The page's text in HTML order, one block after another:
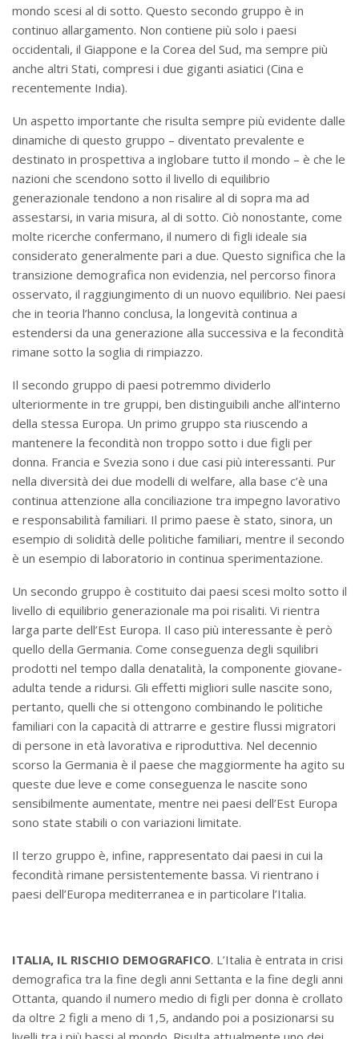
mondo scesi al di sotto. Questo secondo gruppo è in
continuo allargamento. Non contiene più solo i paesi
occidentali, il Giappone e la Corea del Sud, ma sempre più
anche altri Stati, compresi i due giganti asiatici (Cina e
recentemente India).
Un aspetto importante che risulta sempre più evidente dalle
dinamiche di questo gruppo – diventato prevalente e
destinato in prospettiva a inglobare tutto il mondo – è che le
nazioni che scendono sotto il livello di equilibrio
generazionale tendono a non risalire al di sopra ma ad
assestarsi, in varia misura, al di sotto. Ciò nonostante, come
molte ricerche confermano, il numero di figli ideale sia
considerato generalmente pari a due. Questo significa che la
transizione demografica non evidenzia, nel percorso finora
osservato, il raggiungimento di un nuovo equilibrio. Nei paesi
che in teoria l’hanno conclusa, la longevità continua a
estendersi da una generazione alla successiva e la fecondità
rimane sotto la soglia di rimpiazzo.
Il secondo gruppo di paesi potremmo dividerlo
ulteriormente in tre gruppi, ben distinguibili anche all’interno
della stessa Europa. Un primo gruppo sta riuscendo a
mantenere la fecondità non troppo sotto i due figli per
donna. Francia e Svezia sono i due casi più interessanti. Pur
nella diversità dei due modelli di welfare, alla base c’è una
continua attenzione alla conciliazione tra impegno lavorativo
e responsabilità familiari. Il primo paese è stato, sinora, un
esempio di solidità delle politiche familiari, mentre il secondo
è un esempio di laboratorio in continua sperimentazione.
Un secondo gruppo è costituito dai paesi scesi molto sotto il
livello di equilibrio generazionale ma poi risaliti. Vi rientra
larga parte dell’Est Europa. Il caso più interessante è però
quello della Germania. Come conseguenza degli squilibri
prodotti nel tempo dalla denatalità, la componente giovane-
adulta tende a ridursi. Gli effetti migliori sulle nascite sono,
pertanto, quelli che si ottengono combinando le politiche
familiari con la capacità di attrarre e gestire flussi migratori
di persone in età lavorativa e riproduttiva. Nel decennio
scorso la Germania è il paese che maggiormente ha agito su
queste due leve e come conseguenza le nascite sono
sensibilmente aumentate, mentre nei paesi dell’Est Europa
sono state stabili o con variazioni limitate.
Il terzo gruppo è, infine, rappresentato dai paesi in cui la
fecondità rimane persistentemente bassa. Vi rientrano i
paesi dell’Europa mediterranea e in particolare l’Italia.
ITALIA, IL RISCHIO DEMOGRAFICO. L’Italia è entrata in crisi
demografica tra la fine degli anni Settanta e la fine degli anni
Ottanta, quando il numero medio di figli per donna è crollato
da oltre 2 figli a meno di 1,5, andando poi a posizionarsi su